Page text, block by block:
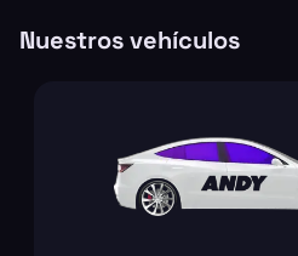
Nuestros vehículos